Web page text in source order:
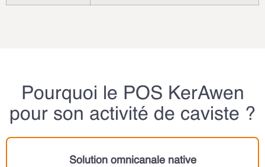
Pourquoi le POS KerAwen
pour son activité de caviste ?
Solution omnicanale native